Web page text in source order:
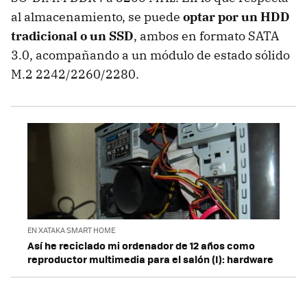
al almacenamiento, se puede optar por un HDD
tradicional o un SSD, ambos en formato SATA
3.0, acompañando a un módulo de estado sólido
M.2 2242/2260/2280.
EN XATAKA SMART HOME
Así he reciclado mi ordenador de 12 años como
reproductor multimedia para el salón (I): hardware